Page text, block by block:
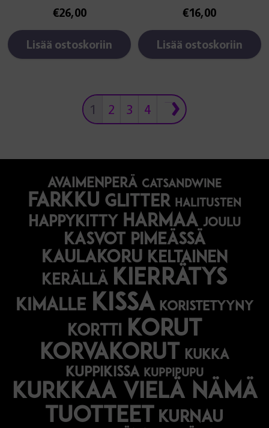
€26,00
Lisää ostoskoriin
€16,00
Lisää ostoskoriin
1 2 3 4
avaimenperä catsandwine
farkku glitter halitusten
happykitty harmaa joulu
Kasvot pimeässä
kaulakoru keltainen
kerällä kierrätys
kimalle kissa koristetyyny
kortti korut
korvakorut
kukka
kuppikissa kuppipupu
Kurkkaa vielä nämä
tuotteet kurnau